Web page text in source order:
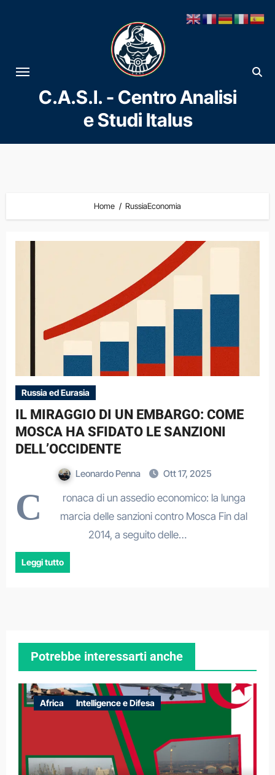
al
contenuto
C.A.S.I. - Centro Analisi
e Studi Italus
Home RussiaEconomia
Russia ed Eurasia
IL MIRAGGIO DI UN EMBARGO: COME
MOSCA HA SFIDATO LE SANZIONI
DELL’OCCIDENTE
Leonardo Penna Ott 17, 2025
C
ronaca di un assedio economico: la lunga
marcia delle sanzioni contro Mosca Fin dal
2014, a seguito delle…
Leggi tutto
Potrebbe interessarti anche
Africa Intelligence e Difesa